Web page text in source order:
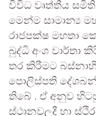
විවිධ වෘත්තීය
මෙන්ම සාමාන්‍ය
රාජපක්ෂ මහතා
බුද්ධි අංශ වාර්තා
තර කිරීමට
පොලිස්පති
තිබේ . ඒ අනුව
ස්ථානවලදී හා